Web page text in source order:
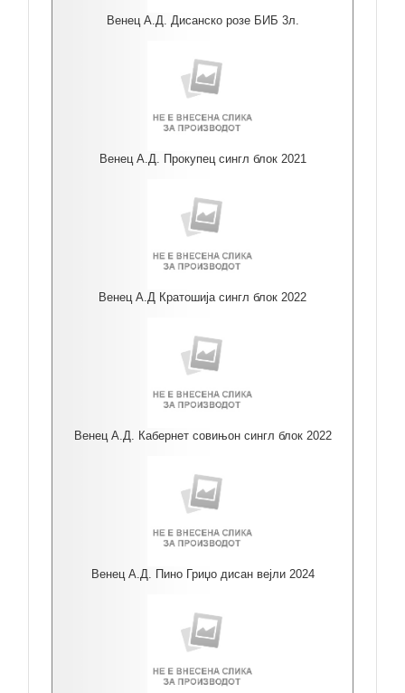
Венец А.Д. Дисанско розе БИБ 3л.
Венец А.Д. Прокупец сингл блок 2021
Венец А.Д Кратошија сингл блок 2022
Венец А.Д. Кабернет совињон сингл блок 2022
Венец А.Д. Пино Гриџо дисан вејли 2024